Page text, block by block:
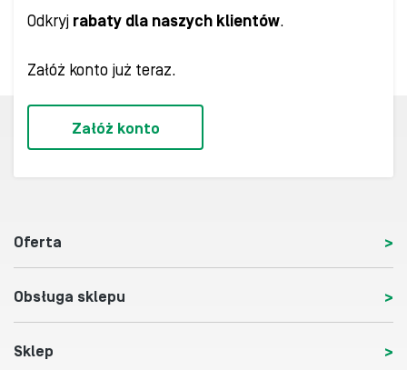
Odkryj rabaty dla naszych klientów.
Załóż konto już teraz.
Załóż konto
Oferta
Obsługa sklepu
Sklep